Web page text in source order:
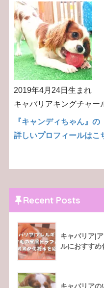
2019年4月24日生まれ
キャバリアキングチャー
『キャンディちゃん』の
詳しいプロフィールはこ
Recent Posts
キャバリア|
ルにおすすめ
キャバリアの